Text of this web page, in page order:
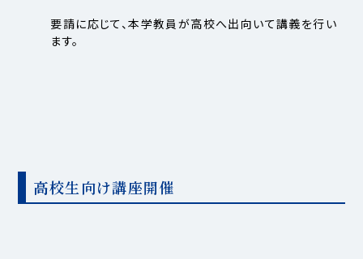
要請に応じて、本学教員が高校へ出向いて講義を行い
ます。
高校生向け講座開催